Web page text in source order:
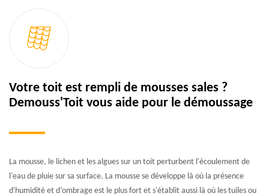
Votre toit est rempli de mousses sales ?
Demouss'Toit vous aide pour le démoussage
La mousse, le lichen et les algues sur un toit perturbent l'écoulement de
l'eau de pluie sur sa surface. La mousse se développe là où la présence
d'humidité et d’ombrage est le plus fort et s'établit aussi là où les tuiles ou